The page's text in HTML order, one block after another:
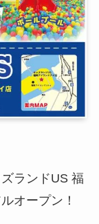
ランドUS 福
オープン！